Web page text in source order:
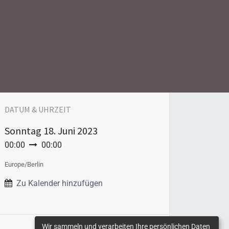
DATUM & UHRZEIT
Sonntag 18. Juni 2023
00:00 00:00
Europe/Berlin
Zu Kalender hinzufügen
Wir sammeln und verarbeiten Ihre persönlichen Daten